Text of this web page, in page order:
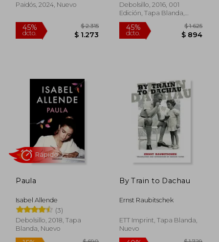
Paidós, 2024, Nuevo
Debolsillo, 2016, 001
Edición, Tapa Blanda,
Nuevo
45%
dcto.
Paula
Isabel Allende
(3)
Debolsillo, 2018, Tapa
Blanda, Nuevo
By Train to Dachau
Ernst Raubitschek
ETT Imprint, Tapa Blanda,
Nuevo